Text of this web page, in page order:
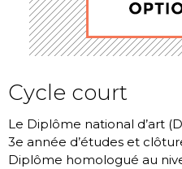
Cycle court
Le Diplôme national d’art
3e année d’études et
Diplôme homologué au